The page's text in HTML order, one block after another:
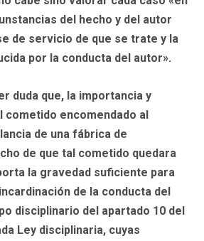
del hecho y del autor
de servicio de que se trate y la
por la conducta del autor».
duda que, la importancia y
cometido encomendado al
de una fábrica de
de que tal cometido quedara
la gravedad suficiente para
de la conducta del
disciplinario del apartado 10 del
Ley disciplinaria, cuyas